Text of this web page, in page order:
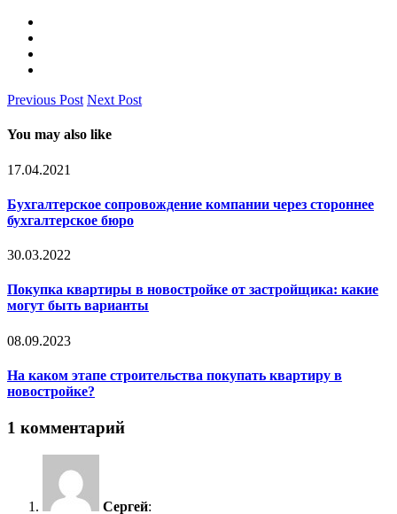
Previous Post Next Post
You may also like
17.04.2021
Бухгалтерское сопровождение компании через стороннее
бухгалтерское бюро
30.03.2022
Покупка квартиры в новостройке от застройщика: какие
могут быть варианты
08.09.2023
На каком этапе строительства покупать квартиру в
новостройке?
1 комментарий
Сергей: